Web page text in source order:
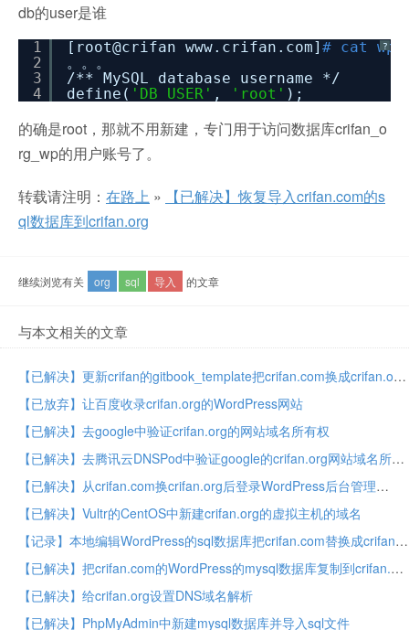
db的user是谁
?
1
2
3
4
[root@crifan www.crifan.com] # cat wp-
。。。
/** MySQL database username */
define( 'DB_USER' , 'root' );
的确是root，那就不用新建，专门用于访问数据库crifan_o
rg_wp的用户账号了。
转载请注明： 在路上 »
【已解决】恢复导入crifan.com的s
ql数据库到crifan.org
继续浏览有关 org sql 导入 的文章
与本文相关的文章
【已解决】更新crifan的gitbook_template把crifan.com换成crifan.org
【已放弃】让百度收录crifan.org的WordPress网站
【已解决】去google中验证crifan.org的网站域名所有权
【已解决】去腾讯云DNSPod中验证google的crifan.org网站域名所有权
【已解决】从crifan.com换crifan.org后登录WordPress后台管理
【已解决】Vultr的CentOS中新建crifan.org的虚拟主机的域名
【记录】本地编辑WordPress的sql数据库把crifan.com替换成crifan.org
【已解决】把crifan.com的WordPress的mysql数据库复制到crifan.org
【已解决】给crifan.org设置DNS域名解析
【已解决】PhpMyAdmin中新建mysql数据库并导入sql文件